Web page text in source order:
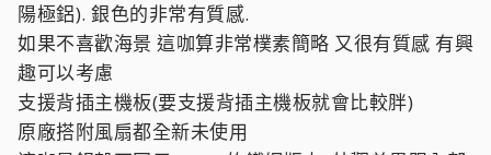
陽極鋁). 銀色的非常有質感.
如果不喜歡海景 這咖算非常樸素簡略 又很有質感 有興
趣可以考慮
支援背插主機板(要支援背插主機板就會比較胖)
原廠搭附風扇都全新未使用